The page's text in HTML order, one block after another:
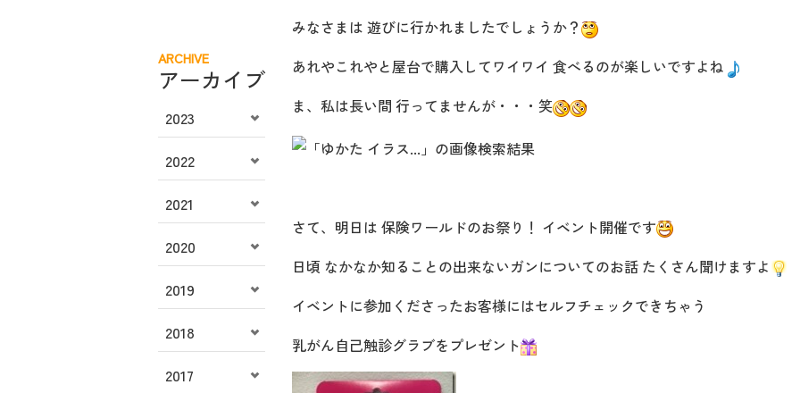
みなさまは 遊びに行かれましたでしょうか？
あれやこれやと屋台で購入してワイワイ 食べるのが楽しいですよね
ま、私は長い間 行ってませんが・・・笑
さて、明日は 保険ワールドのお祭り！ イベント開催です
日頃 なかなか知ることの出来ないガンについてのお話 たくさん聞けますよ
イベントに参加くださったお客様にはセルフチェックできちゃう
乳がん自己触診グラブをプレゼント
ARCHIVE
アーカイブ
2023
2022
2021
2020
2019
2018
2017